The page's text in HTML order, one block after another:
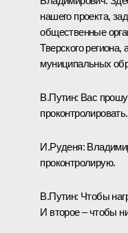
нашего проекта,
общественные
Тверского
муниципальных
В.Путин: Вас
проконтролировать.
И.Руденя:
проконтролирую.
В.Путин: Чтобы
И второе – чтобы